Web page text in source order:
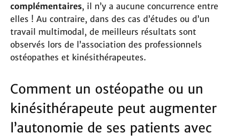
complémentaires, il n’y a aucune concurrence entre
elles ! Au contraire, dans des cas d’études ou d’un
travail multimodal, de meilleurs résultats sont
observés lors de l’association des professionnels
ostéopathes et kinésithérapeutes.
Comment un ostéopathe ou un
kinésithérapeute peut augmenter
l’autonomie de ses patients avec